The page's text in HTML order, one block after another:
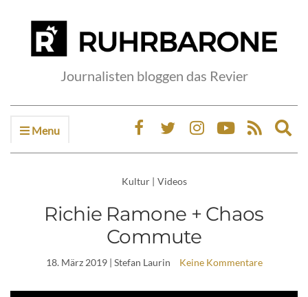
Journalisten bloggen das Revier
Menu
Kultur | Videos
Richie Ramone + Chaos
Commute
18. März 2019| Stefan Laurin Keine Kommentare